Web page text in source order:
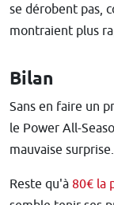
se dérobent pas,
montraient plus
Bilan
Sans en faire un
le Power All-
mauvaise surprise.
Reste qu'à 80€ la